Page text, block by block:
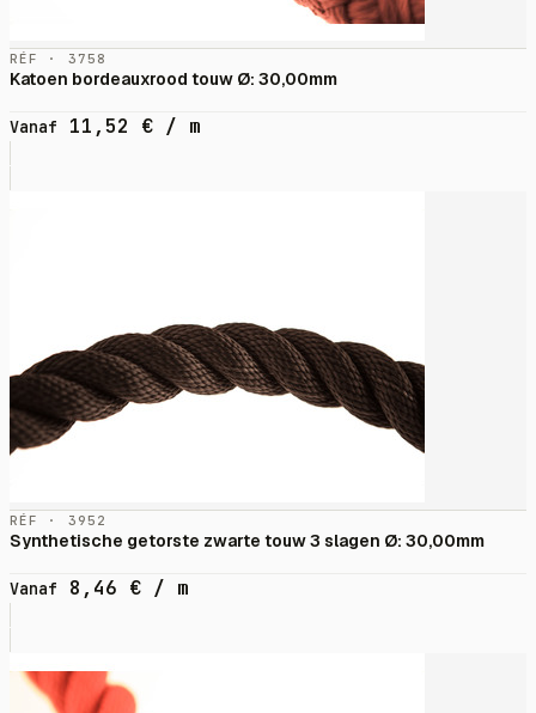
RÉF · 3758
Katoen bordeauxrood touw Ø: 30,00mm
Vanaf 11,52 € / m
RÉF · 3952
Synthetische getorste zwarte touw 3 slagen Ø: 30,00mm
Vanaf 8,46 € / m